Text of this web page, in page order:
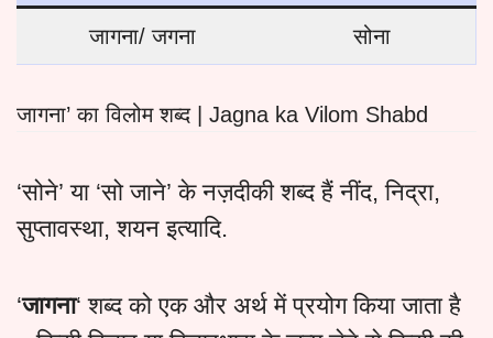
जागना/ जगना सोना
जागना’ का विलोम शब्द | Jagna ka Vilom Shabd
‘सोने’ या ‘सो जाने’ के नज़दीकी शब्द हैं नींद, निद्रा,
सुप्तावस्था, शयन इत्यादि.
‘जागना‘ शब्द को एक और अर्थ में प्रयोग किया जाता है